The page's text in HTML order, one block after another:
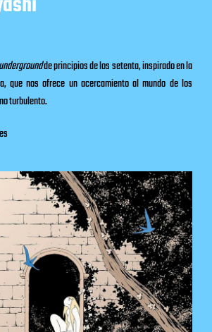
undergroundde principios de los setenta, inspirado en la
que nos ofrece un acercamiento al mundo de los
turbulento.